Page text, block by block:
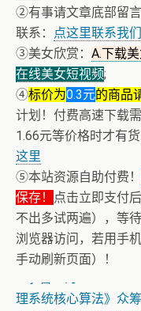
②有事请文章底部留
联系：
点这里联系我们
③美女欣赏： A.下载
在线美女短视频;
④标价为0.3元的商品
计划！付费高速下载
1.66元等价格时才有货
这里
⑤本站资源自助付费！
保存！
点击立即支付
不出多试两遍），等
浏览器访问，若用手
手动刷新页面）！
理系统核心算法》众筹